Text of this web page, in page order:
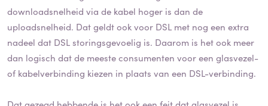
downloadsnelheid via de kabel hoger is dan de
uploadsnelheid. Dat geldt ook voor DSL met nog een extra
nadeel dat DSL storingsgevoelig is. Daarom is het ook meer
dan logisch dat de meeste consumenten voor een glasvezel-
of kabelverbinding kiezen in plaats van een DSL-verbinding.